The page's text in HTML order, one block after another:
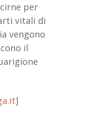
per
vitali di
vengono
il
]